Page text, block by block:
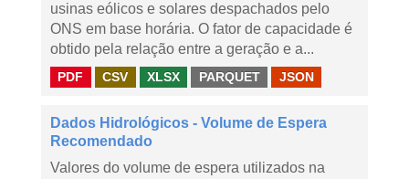
usinas eólicos e solares despachados pelo
ONS em base horária. O fator de capacidade é
obtido pela relação entre a geração e a...
PDF CSV XLSX PARQUET JSON
Dados Hidrológicos - Volume de Espera
Recomendado
Valores do volume de espera utilizados na